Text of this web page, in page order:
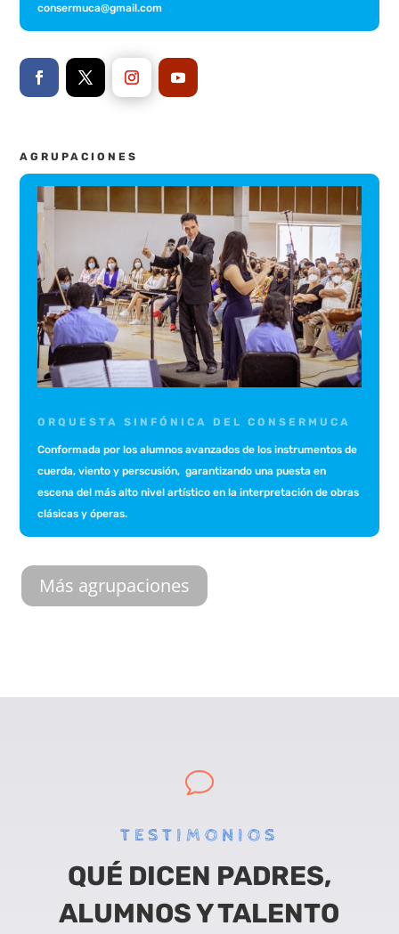
consermuca@gmail.com
AGRUPACIONES
ORQUESTA SINFÓNICA DEL CONSERMUCA
Conformada por los alumnos avanzados de los instrumentos de
cuerda, viento y perscusión, garantizando una puesta en
escena del más alto nivel artístico en la interpretación de obras
clásicas y óperas.
Más agrupaciones
v
TESTIMONIOS
QUÉ DICEN PADRES,
ALUMNOS Y TALENTO